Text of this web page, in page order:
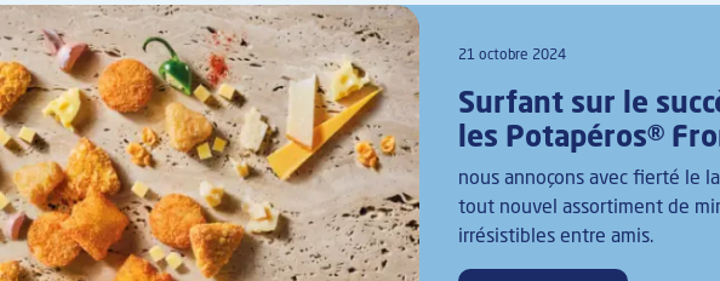
21 octobre 2024
Surfant sur le
les Potapéros®
nous annoçons avec fierté le
tout nouvel assortiment de
irrésistibles entre amis.